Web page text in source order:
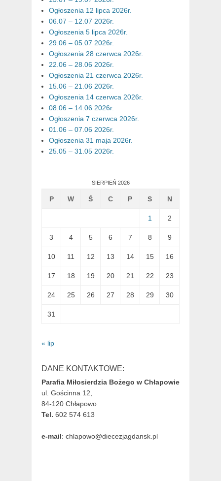
Ogłoszenia 12 lipca 2026r.
06.07 – 12.07 2026r.
Ogłoszenia 5 lipca 2026r.
29.06 – 05.07 2026r.
Ogłoszenia 28 czerwca 2026r.
22.06 – 28.06 2026r.
Ogłoszenia 21 czerwca 2026r.
15.06 – 21.06 2026r.
Ogłoszenia 14 czerwca 2026r.
08.06 – 14.06 2026r.
Ogłoszenia 7 czerwca 2026r.
01.06 – 07.06 2026r.
Ogłoszenia 31 maja 2026r.
25.05 – 31.05 2026r.
SIERPIEŃ 2026
P W Ś C P S N
1 2
3 4 5 6 7 8 9
10 11 12 13 14 15 16
17 18 19 20 21 22 23
24 25 26 27 28 29 30
31
« lip
DANE KONTAKTOWE:
Parafia Miłosierdzia Bożego w Chłapowie
ul. Gościnna 12,
84-120 Chłapowo
Tel. 602 574 613
e-mail: chlapowo@diecezjagdansk.pl